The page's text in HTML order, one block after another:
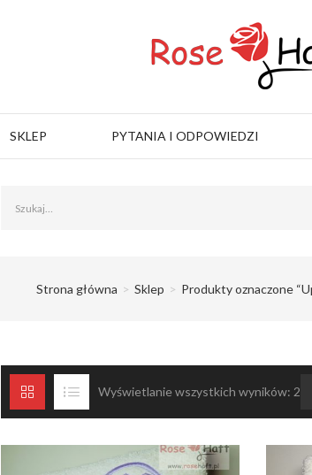
SKLEP PYTANIA I ODPOWIEDZI
Strona główna Sklep Produkty oznaczone
Wyświetlanie wszystkich wyników: 2